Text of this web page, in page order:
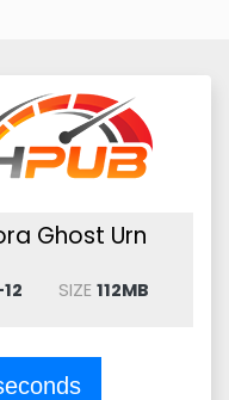
Ghost Urn
SIZE112MB